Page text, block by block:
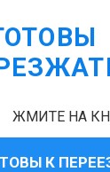
ЖМИТЕ НА
К